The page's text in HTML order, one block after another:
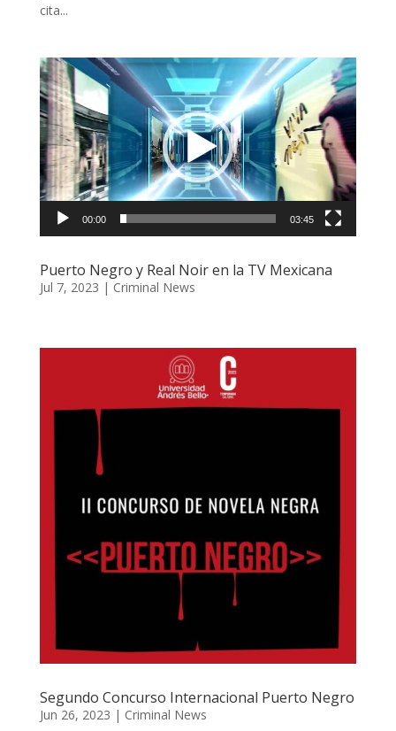
cita...
Reproductor
de
vídeo
00:00 03:45
Puerto Negro y Real Noir en la TV Mexicana
Jul 7, 2023 | Criminal News
Segundo Concurso Internacional Puerto Negro
Jun 26, 2023 | Criminal News